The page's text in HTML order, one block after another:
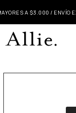
A $3.000 / ENVÍO